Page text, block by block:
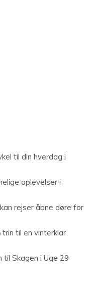
til din hverdag i
oplevelser i
rejser åbne døre for
til en vinterklar
til Skagen i Uge 29